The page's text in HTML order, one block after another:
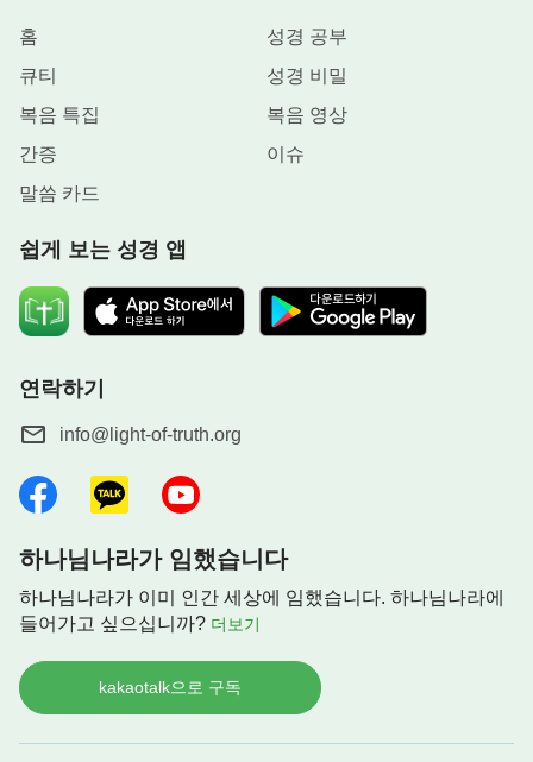
홈
성경 공부
큐티
성경 비밀
복음 특집
복음 영상
간증
이슈
말씀 카드
쉽게 보는 성경 앱
연락하기
info@light-of-truth.org
하나님나라가 임했습니다
하나님나라가 이미 인간 세상에 임했습니다. 하나님나라에
들어가고 싶으십니까? 더보기
kakaotalk으로 구독